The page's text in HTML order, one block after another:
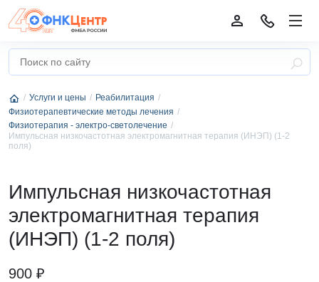
Услуги и цены
Реабилитация
Физиотерапевтические методы лечения
Физиотерапия - электро-светолечение
Импульсная низкочастотная электромагнитная терапия (ИНЭП) (1-2
поля)
Импульсная низкочастотная
электромагнитная терапия
(ИНЭП) (1-2 поля)
900 ₽